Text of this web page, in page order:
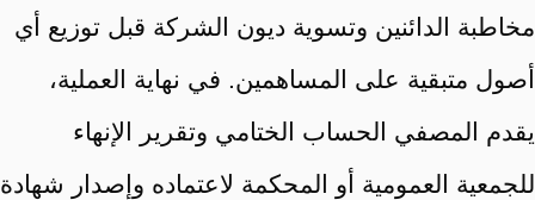
مخاطبة الدائنين وتسوية ديون الشركة قبل توزيع أي
أصول متبقية على المساهمين. في نهاية العملية،
يقدم المصفي الحساب الختامي وتقرير الإنهاء
للجمعية العمومية أو المحكمة لاعتماده وإصدار شهادة